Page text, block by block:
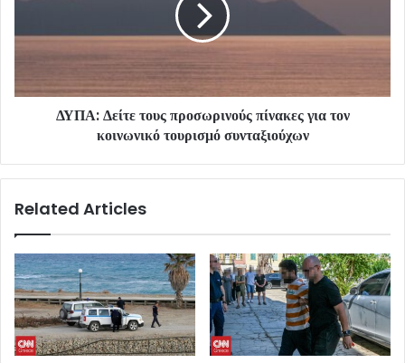
ΔΥΠΑ: Δείτε τους προσωρινούς πίνακες για τον
κοινωνικό τουρισμό συνταξιούχων
Related Articles